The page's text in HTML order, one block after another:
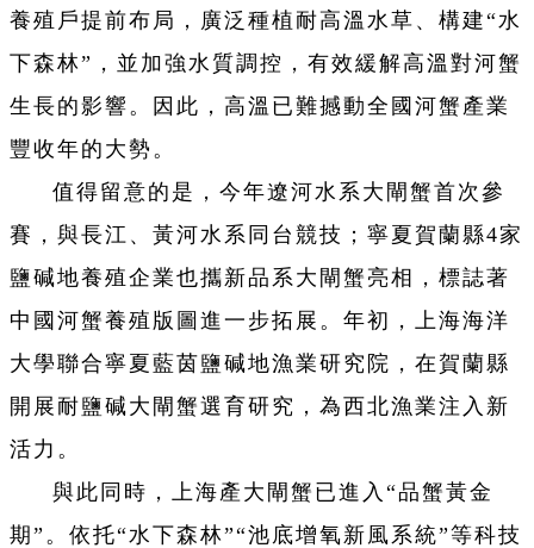
養殖戶提前布局，廣泛種植耐高溫水草、構建“水
下森林”，並加強水質調控，有效緩解高溫對河蟹
生長的影響。因此，高溫已難撼動全國河蟹產業
豐收年的大勢。
值得留意的是，今年遼河水系大閘蟹首次參
賽，與長江、黃河水系同台競技；寧夏賀蘭縣4家
鹽碱地養殖企業也攜新品系大閘蟹亮相，標誌著
中國河蟹養殖版圖進一步拓展。年初，上海海洋
大學聯合寧夏藍茵鹽碱地漁業研究院，在賀蘭縣
開展耐鹽碱大閘蟹選育研究，為西北漁業注入新
活力。
與此同時，上海產大閘蟹已進入“品蟹黃金
期”。依托“水下森林”“池底增氧新風系統”等科技